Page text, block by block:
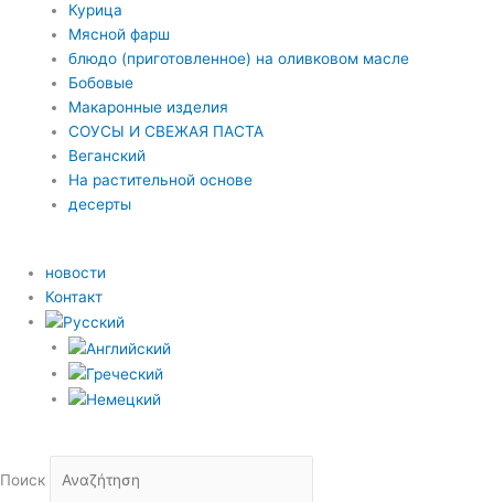
Курица
Мясной фарш
блюдо (приготовленное) на оливковом масле
Бобовые
Макаронные изделия
СОУСЫ И СВЕЖАЯ ПАСТА
Веганский
На растительной основе
десерты
новости
Контакт
Поиск